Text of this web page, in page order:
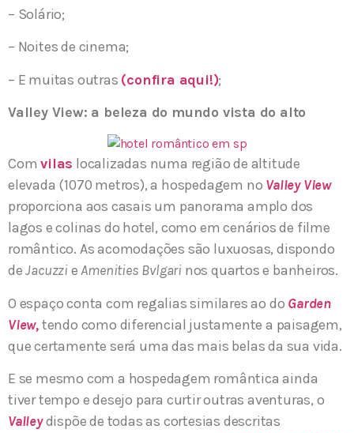
– Solário;
– Noites de cinema;
– E muitas outras (confira aqui!);
Valley View: a beleza do mundo vista do alto
Comvilas localizadas numa região de altitude
elevada (1070 metros), a hospedagem no Valley View
proporciona aos casais um panorama amplo dos
lagos e colinas do hotel, como em cenários de filme
romântico. As acomodações são luxuosas, dispondo
deJacuzzi eAmenities Bvlgari nos quartos e banheiros.
O espaço conta com regalias similares ao do Garden
View,tendo como diferencial justamente a paisagem,
que certamente será uma das mais belas da sua vida.
E se mesmo com a hospedagem romântica ainda
tiver tempo e desejo para curtir outras aventuras, o
Valleydispõe de todas as cortesias descritas